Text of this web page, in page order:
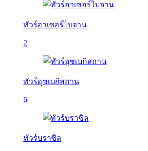
ทัวร์อาเซอร์ไบจาน
2
ทัวร์อุซเบกิสถาน
6
ทัวร์บราซิล